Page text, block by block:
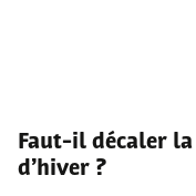
Faut-il décaler la
d’hiver ?